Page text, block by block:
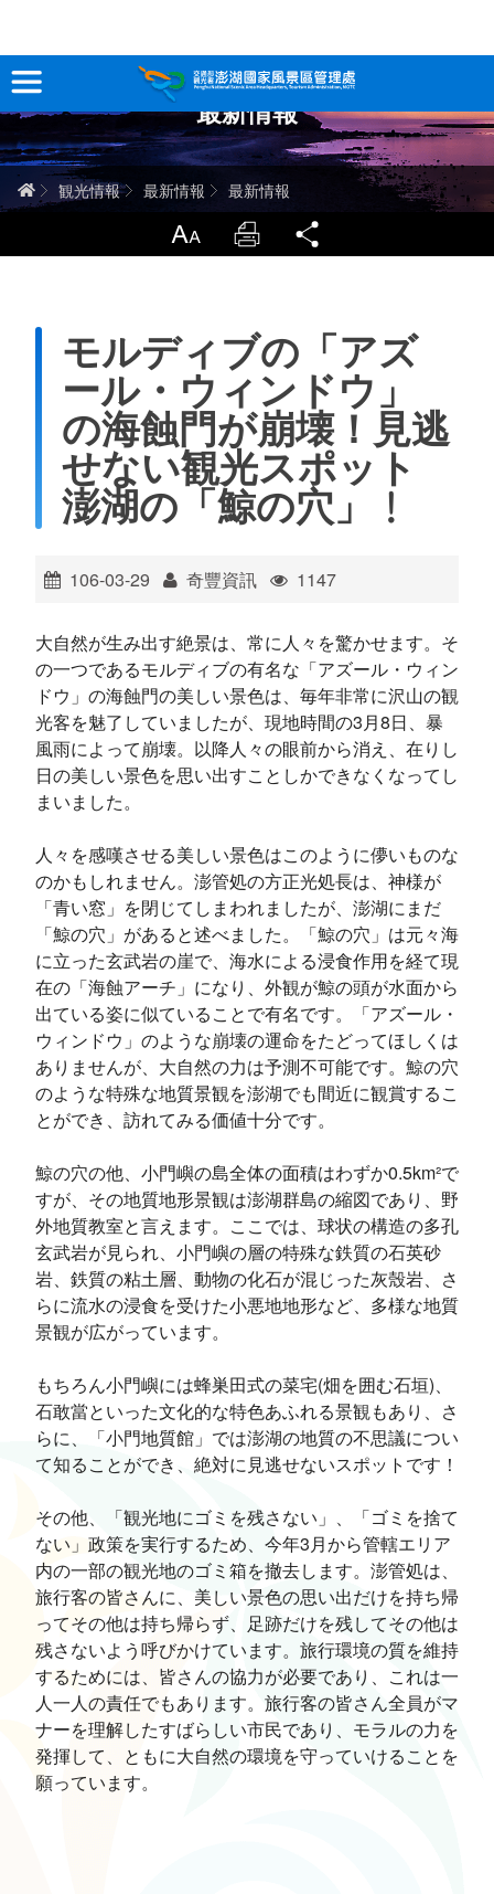
跳
到
主
要
內
容
観光情報
澎湖を深く知る
当サイトについて
サイトマップ 中文版
English Tiếng Việt
ไทย Bahasa indonesia
最新情報
ホーム
観光情報 最新情報 最新情報
LargrType Print
モルディブの「アズ
ール・ウィンドウ」
の海蝕門が崩壊！見逃
せない観光スポット
澎湖の「鯨の穴」﹗
106-03-29 奇豐資訊 1147
大自然が生み出す絶景は、常に人々を驚かせます。そ
の一つであるモルディブの有名な「アズール・ウィン
ドウ」の海蝕門の美しい景色は、毎年非常に沢山の観
光客を魅了していましたが、現地時間の3月8日、暴
風雨によって崩壊。以降人々の眼前から消え、在りし
日の美しい景色を思い出すことしかできなくなってし
まいました。
人々を感嘆させる美しい景色はこのように儚いものな
のかもしれません。澎管処の方正光処長は、神様が
「青い窓」を閉じてしまわれましたが、澎湖にまだ
「鯨の穴」があると述べました。「鯨の穴」は元々海
に立った玄武岩の崖で、海水による浸食作用を経て現
在の「海蝕アーチ」になり、外観が鯨の頭が水面から
出ている姿に似ていることで有名です。「アズール・
ウィンドウ」のような崩壊の運命をたどってほしくは
ありませんが、大自然の力は予測不可能です。鯨の穴
のような特殊な地質景観を澎湖でも間近に観賞するこ
とができ、訪れてみる価値十分です。
鯨の穴の他、小門嶼の島全体の面積はわずか0.5km²で
すが、その地質地形景観は澎湖群島の縮図であり、野
外地質教室と言えます。ここでは、球状の構造の多孔
玄武岩が見られ、小門嶼の層の特殊な鉄質の石英砂
岩、鉄質の粘土層、動物の化石が混じった灰殼岩、さ
らに流水の浸食を受けた小悪地地形など、多様な地質
景観が広がっています。
もちろん小門嶼には蜂巣田式の菜宅(畑を囲む石垣)、
石敢當といった文化的な特色あふれる景観もあり、さ
らに、「小門地質館」では澎湖の地質の不思議につい
て知ることができ、絶対に見逃せないスポットです！
その他、「観光地にゴミを残さない」、「ゴミを捨て
ない」政策を実行するため、今年3月から管轄エリア
内の一部の観光地のゴミ箱を撤去します。澎管処は、
旅行客の皆さんに、美しい景色の思い出だけを持ち帰
ってその他は持ち帰らず、足跡だけを残してその他は
残さないよう呼びかけています。旅行環境の質を維持
するためには、皆さんの協力が必要であり、これは一
人一人の責任でもあります。旅行客の皆さん全員がマ
ナーを理解したすばらしい市民であり、モラルの力を
発揮して、ともに大自然の環境を守っていけることを
願っています。